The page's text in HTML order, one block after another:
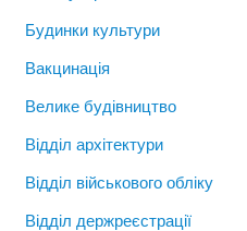
Будинки культури
Вакцинація
Велике будівництво
Відділ архітектури
Відділ військового обліку
Відділ держреєстрації